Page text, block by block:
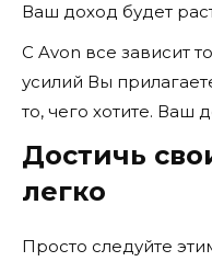
Ваш доход будет
С Avon все зависит
усилий Вы
то, чего хотите. Ваш
Достичь
легко
Просто следуйте